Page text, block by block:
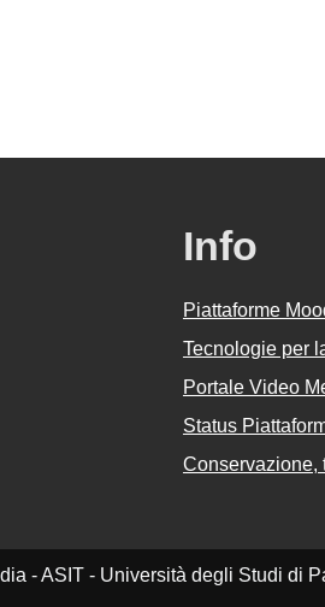
Info
Piattaforme
Tecnologie per
Portale Video
Status
Conservazione,
- ASIT - Università degli Studi di